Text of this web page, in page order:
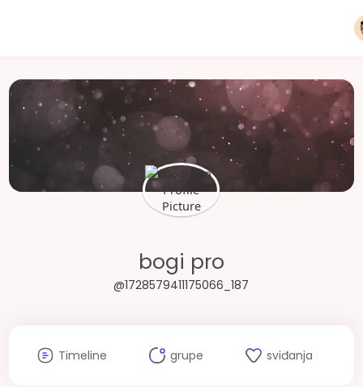
bogi pro
@1728579411175066_187
Timeline grupe sviđanja